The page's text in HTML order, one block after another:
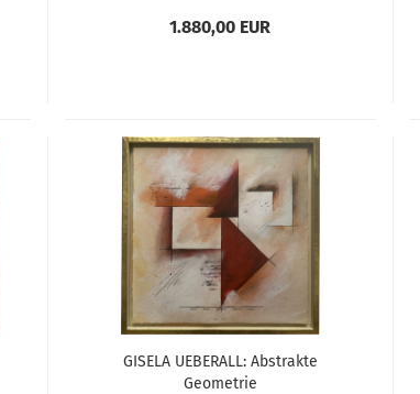
1.880,00 EUR
GISELA UEBERALL: Abstrakte
Geometrie